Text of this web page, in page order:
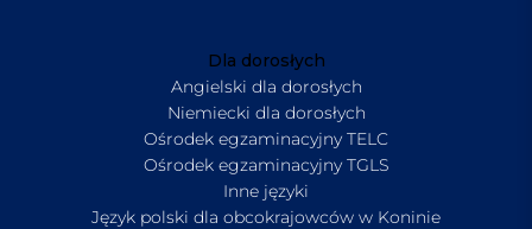
Dla dorosłych
Angielski dla dorosłych
Niemiecki dla dorosłych
Ośrodek egzaminacyjny TELC
Ośrodek egzaminacyjny TGLS
Inne języki
Język polski dla obcokrajowców w Koninie